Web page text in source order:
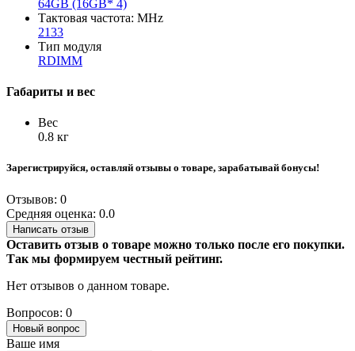
64GB (16GB* 4)
Тактовая частота: MHz
2133
Тип модуля
RDIMM
Габариты и вес
Вес
0.8 кг
Зарегистрируйся, оставляй отзывы о товаре, зарабатывай бонусы!
Отзывов: 0
Средняя оценка: 0.0
Написать отзыв
Оставить отзыв о товаре можно только после его покупки.
Так мы формируем честный рейтинг.
Нет отзывов о данном товаре.
Вопросов: 0
Новый вопрос
Ваше имя